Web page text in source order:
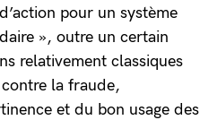
pour un système
», outre un certain
relativement classiques
la fraude,
et du bon usage des